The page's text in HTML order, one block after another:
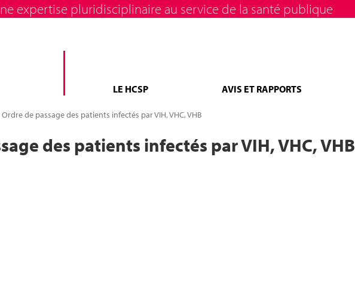
expertise pluridisciplinaire au service de la santé publique
LE HCSP AVIS ET RAPPORTS
Ordre de passage des patients infectés par VIH, VHC, VHB
des patients infectés par VIH, VHC, VHB